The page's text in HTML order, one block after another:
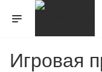
Игровая